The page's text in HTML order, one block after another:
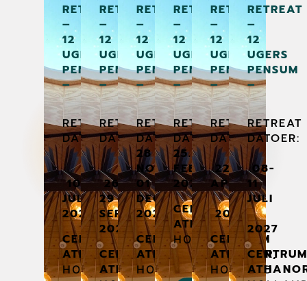
RETREAT
–
12
UGERS
PENSUM
–
RETREAT
DATOER:
10.-13.
JULI
2026
CENTRUM
ATHANOR,
HOLLAND
RETREAT
–
12
UGERS
PENSUM
–
RETREAT
DATOER:
26-
29
SEPTEMBER
2026
CENTRUM
ATHANOR,
RETREAT
–
12
UGERS
PENSUM
–
RETREAT
DATOER:
28
NOV-
01
DEC
2026
CENTRUM
ATHANOR,
HOLLAND
RETREAT
–
12
UGERS
PENSUM
–
RETREAT
DATOER:
25.-28.
FEBRUAR
2027
CENTRUM
ATHANOR,
HOLLAND
RETREAT
–
12
UGERS
PENSUM
–
RETREAT
DATOER:
22.-25.
APRIL
2027
CENTRUM
ATHANOR,
HOLLAND
RETREAT
–
12
UGERS
PENSUM
–
RETREAT
DATOER:
08-
11
JULI
2027
CENTRUM